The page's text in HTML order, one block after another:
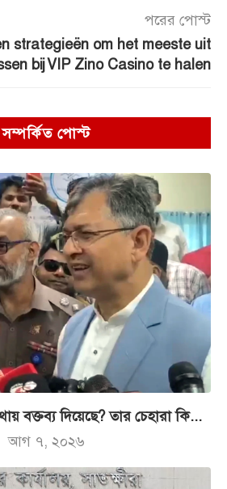
পরের পোস্ট
strategieën om het meeste uit
bij VIP Zino Casino te halen
সম্পর্কিত পোস্ট
বক্তব্য দিয়েছে? তার চেহারা কি...
আগ ৭, ২০২৬